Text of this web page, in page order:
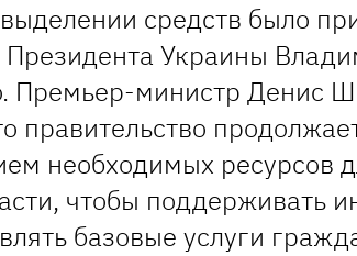
средств было
Украины
Премьер-министр Денис
правительство
необходимых ресурсов
чтобы поддерживать
базовые услуги